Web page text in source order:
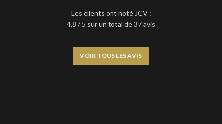
Les clients ont noté JCV :
4,8 / 5 sur un total de 37 avis
VOIR TOUS LES AVIS